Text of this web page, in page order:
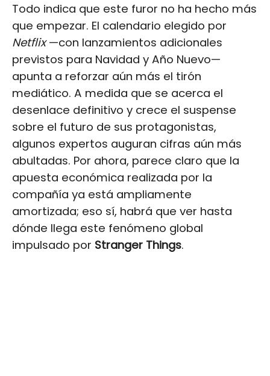
Todo indica que este furor no ha hecho más
que empezar. El calendario elegido por
Netflix—con lanzamientos adicionales
previstos para Navidad y Año Nuevo—
apunta a reforzar aún más el tirón
mediático. A medida que se acerca el
desenlace definitivo y crece el suspense
sobre el futuro de sus protagonistas,
algunos expertos auguran cifras aún más
abultadas. Por ahora, parece claro que la
apuesta económica realizada por la
compañía ya está ampliamente
amortizada; eso sí, habrá que ver hasta
dónde llega este fenómeno global
impulsado por Stranger Things.